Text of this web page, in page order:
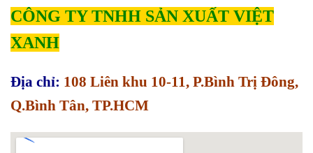
CÔNG TY TNHH SẢN XUẤT VIỆT
XANH
Địa chỉ: 108 Liên khu 10-11, P.Bình Trị Đông,
Q.Bình Tân, TP.HCM